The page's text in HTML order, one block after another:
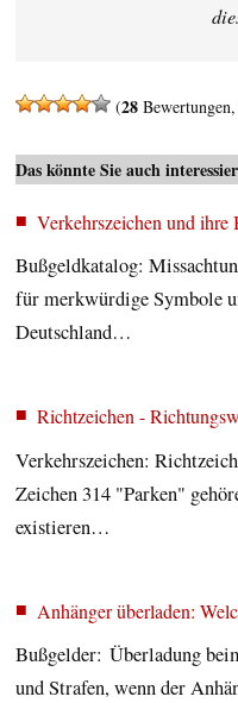
(28
Das könnte Sie auch
Verkehrszeichen und ihre
Bußgeldkatalog:
für merkwürdige Symbole
Deutschland…
Richtzeichen -
Verkehrszeichen:
Zeichen 314 "Parken"
existieren…
Anhänger überladen:
Bußgelder: Überladung
und Strafen, wenn der